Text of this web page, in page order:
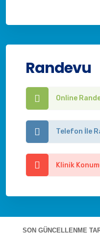
Randevu
Online
Telefon İle
Klinik
SON GÜNCELLENME